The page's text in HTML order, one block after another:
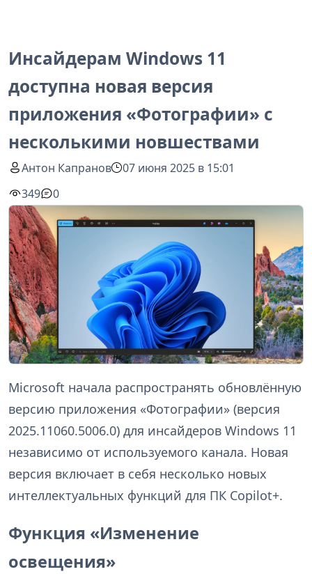
Инсайдерам Windows 11
доступна новая версия
приложения «Фотографии» с
несколькими новшествами
Антон Капранов
07 июня 2025 в 15:01
349
0
Microsoft начала распространять обновлённую
версию приложения «Фотографии» (версия
2025.11060.5006.0) для инсайдеров Windows 11
независимо от используемого канала. Новая
версия включает в себя несколько новых
интеллектуальных функций для ПК Copilot+.
Функция «Изменение
освещения»